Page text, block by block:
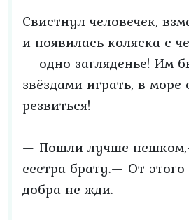
Свистнул человечек,
и появилась коляска с
— одно загляденье! Им
звёздами играть, в
резвиться!
— Пошли лучше
сестра брату.— От этого
добра не жди.